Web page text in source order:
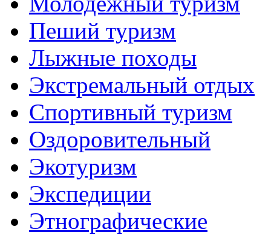
Пеший туризм
Лыжные походы
Экстремальный отдых
Спортивный туризм
Оздоровительный
Экотуризм
Экспедиции
Этнографические